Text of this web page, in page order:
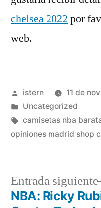
chelsea 2022 por
web.
Publicado
por
istern
11 de
Publicado
en
Uncategorized
Etiquetas:
camisetas nba
opiniones madrid shop
Entrada siguiente
NBA: Ricky